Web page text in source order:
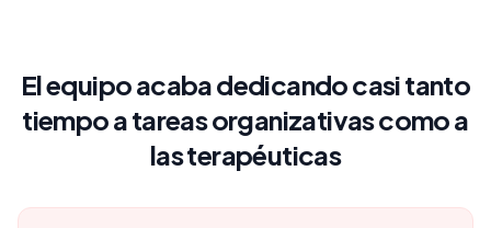
El equipo acaba dedicando casi tanto
tiempo a tareas organizativas como a
las terapéuticas